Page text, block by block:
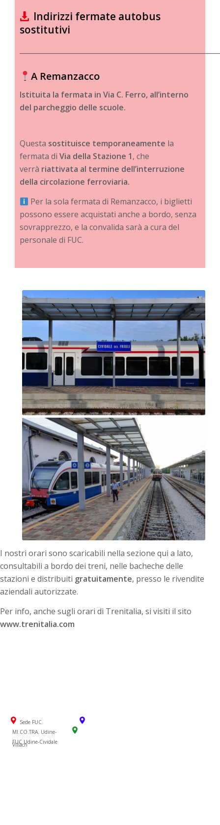
Indirizzi fermate autobus
sostitutivi
A Remanzacco
Istituita la fermata in Via C. Ferro, all’interno
del parcheggio delle scuole.
Questa sostituisce temporaneamente la
fermata di Via della Stazione 1, che
verrà riattivata al termine dell’interruzione
della circolazione ferroviaria.
Per la sola fermata di Remanzacco, i biglietti
possono essere acquistati anche a bordo, senza
sovrapprezzo, e la convalida sarà a cura del
personale di FUC.
I nostri orari sono scaricabili nella sezione qui a lato,
consultabili a bordo dei treni, nelle bacheche delle
stazioni e distribuiti gratuitamente, presso le rivendite
aziendali autorizzate.
Per info, anche sugli orari di Trenitalia, si visiti il sito
www.trenitalia.com
Sede FUC
MI.CO.TRA. Udine-
Villach
FUC Udine-Cividale